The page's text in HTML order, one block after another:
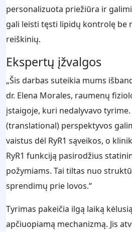
personalizuota priežiūra ir
gali leisti tęsti lipidų kontrolę be
reiškinių.
Ekspertų įžvalgos
„Šis darbas suteikia mums
dr. Elena Morales, raumenų
įstaigoje, kuri nedalyvavo
(translational) perspektyvos
vaistus dėl RyR1 sąveikos, o
RyR1 funkciją pasirodžius
požymiams. Tai tiltas nuo
sprendimų prie lovos.“
Tyrimas pakeičia ilgą laiką
apčiuopiamą mechanizmą. Jis